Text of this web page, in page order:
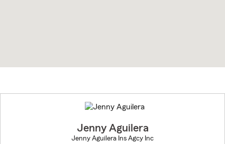
to
before
Jenny Aguilera
Jenny Aguilera Ins Agcy Inc